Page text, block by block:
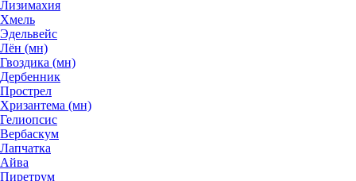
Лизимахия
Хмель
Эдельвейс
Лён (мн)
Гвоздика (мн)
Дербенник
Прострел
Хризантема (мн)
Гелиопсис
Вербаскум
Лапчатка
Айва
Пиретрум